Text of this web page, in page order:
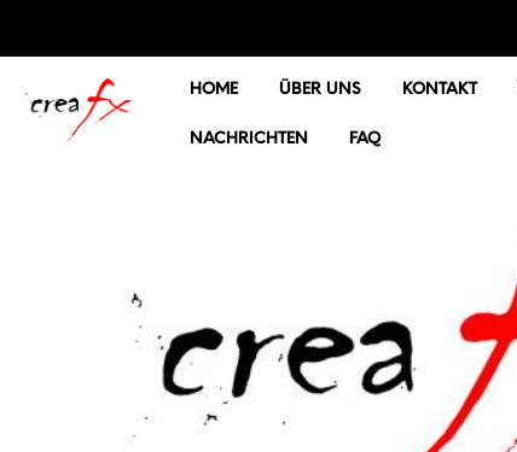
HOME ÜBER UNS KONTAKT
NACHRICHTEN FAQ